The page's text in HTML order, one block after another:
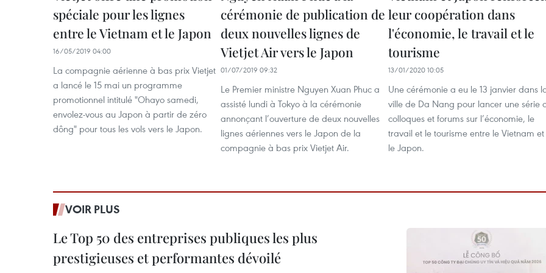
spéciale pour les lignes
entre le Vietnam et le Japon
16/05/2019 04:00
La compagnie aérienne à bas prix Vietjet
a lancé le 15 mai un programme
promotionnel intitulé "Ohayo samedi,
envolez-vous au Japon à partir de zéro
dông" pour tous les vols vers le Japon.
cérémonie de publication de
deux nouvelles lignes de
Vietjet Air vers le Japon
01/07/2019 09:32
Le Premier ministre Nguyen Xuan Phuc a
assisté lundi à Tokyo à la cérémonie
annonçant l’ouverture de deux nouvelles
lignes aériennes vers le Japon de la
compagnie à bas prix Vietjet Air.
leur coopération dans
l'économie, le travail et le
tourisme
13/01/2020 10:05
Une cérémonie a eu le 13 janvier dans
ville de Da Nang pour lancer une série
colloques et forums sur l’économie, le
travail et le tourisme entre le Vietnam et
le Japon.
VOIR PLUS
Le Top 50 des entreprises publiques les plus
prestigieuses et performantes dévoilé